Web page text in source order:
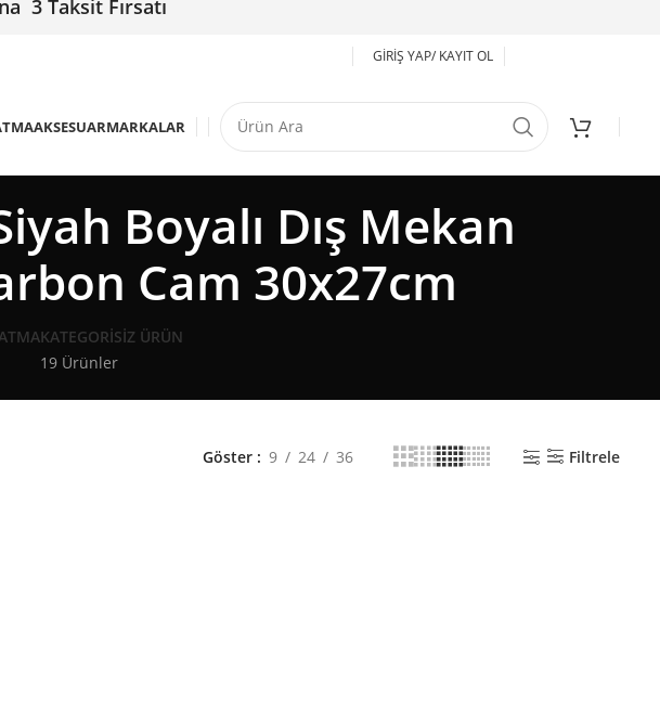
3 Taksit Fırsatı
GIRIŞ YAP/ KAYIT OL
AKSESUARMARKALAR
Boyalı Dış Mekan
Cam 30x27cm
KATEGORISIZ ÜRÜN
19 Ürünler
Göster 9 24 36 Filtrele